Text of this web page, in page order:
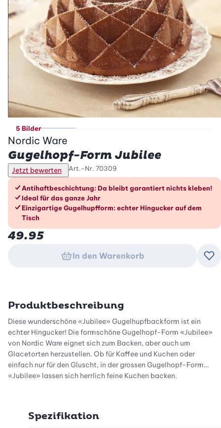
5 Bilder
Nordic Ware
Gugelhopf-Form Jubilee
Jetzt bewerten Art.-Nr. 70309
Die Vorteile im Überblick
Antihaftbeschichtung: Da bleibt garantiert nichts kleben!
Ideal für das ganze Jahr
Einzigartige Gugelhupfform: echter Hingucker auf dem
Tisch
49.95
In den Warenkorb
Produktbeschreibung
Diese wunderschöne «Jubilee» Gugelhupfbackform ist ein
echter Hingucker! Die formschöne Gugelhopf-Form «Jubilee»
von Nordic Ware eignet sich zum Backen, aber auch um
Glacetorten herzustellen. Ob für Kaffee und Kuchen oder
einfach nur für den Gluscht, in der grossen Gugelhopf-Form
«Jubilee» lassen sich herrlich feine Kuchen backen.
Spezifikation